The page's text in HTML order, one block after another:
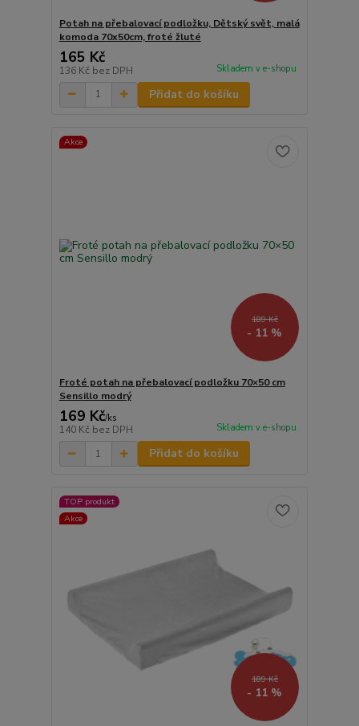
Potah na přebalovací podložku, Dětský svět, malá
komoda 70x50cm, froté žluté
165 Kč
136 Kč bez DPH Skladem v e-shopu
Přidat do košíku
Akce
189 Kč
- 11 %
Froté potah na přebalovací podložku 70×50 cm
Sensillo modrý
169 Kč/ks
140 Kč bez DPH Skladem v e-shopu
Přidat do košíku
TOP produkt
Akce
189 Kč
- 11 %